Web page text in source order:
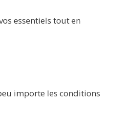
essentiels tout en
importe les conditions